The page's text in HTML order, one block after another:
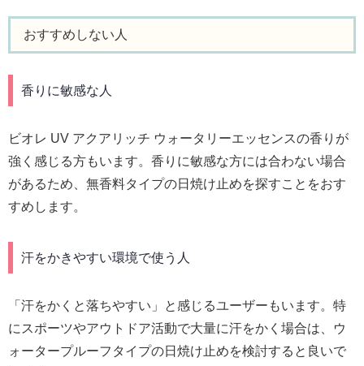
おすすめしない人
香りに敏感な人
ビオレ UV アクアリッチ ウォータリーエッセンスの香りが
強く感じる方もいます。香りに敏感な方には合わない場合
があるため、無香料タイプの日焼け止めを探すことをおす
すめします。
汗をかきやすい環境で使う人
「汗をかくと落ちやすい」と感じるユーザーもいます。特
にスポーツやアウトドア活動で大量に汗をかく場合は、ウ
ォータープルーフタイプの日焼け止めを検討すると良いで